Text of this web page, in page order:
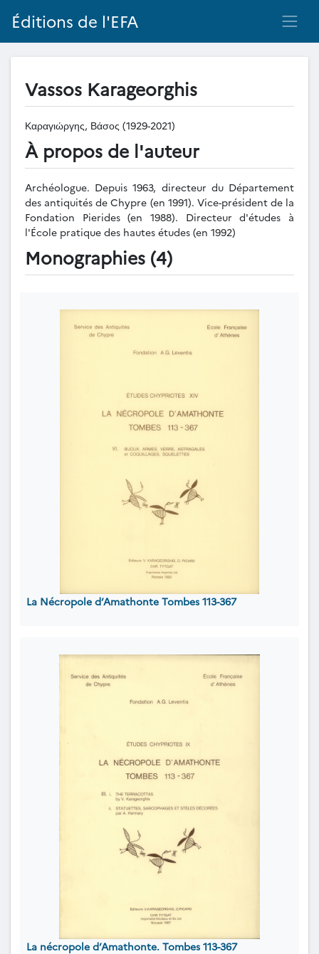
Éditions de l'EFA
Vassos Karageorghis
Καραγιώργης, Βάσος (1929-2021)
À propos de l'auteur
Archéologue. Depuis 1963, directeur du Département
des antiquités de Chypre (en 1991). Vice-président de la
Fondation Pierides (en 1988). Directeur d'études à
l'École pratique des hautes études (en 1992)
Monographies (4)
La Nécropole d’Amathonte Tombes 113-367
La nécropole d’Amathonte. Tombes 113-367